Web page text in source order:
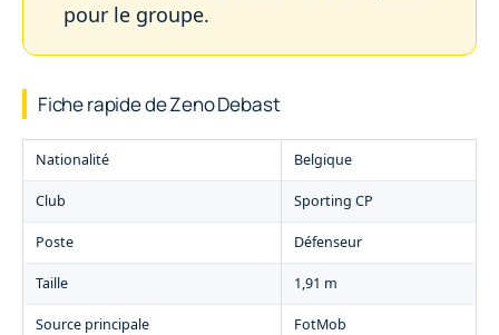
pour le groupe.
Fiche rapide de Zeno Debast
Nationalité Belgique
Club Sporting CP
Poste Défenseur
Taille 1,91 m
Source principale FotMob